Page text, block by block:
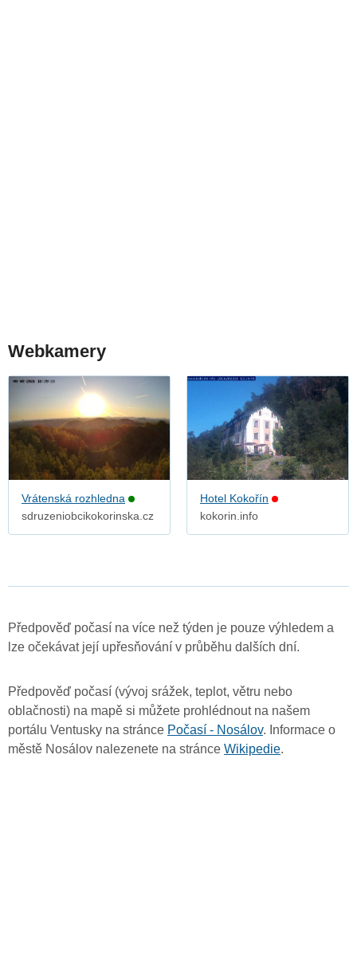
Webkamery
Vrátenská rozhledna
sdruzeniobcikokorinska.cz
Hotel Kokořín
kokorin.info
Předpověď počasí na více než týden je pouze výhledem a
lze očekávat její upřesňování v průběhu dalších dní.
Předpověď počasí (vývoj srážek, teplot, větru nebo
oblačnosti) na mapě si můžete prohlédnout na našem
portálu Ventusky na stránce Počasí - Nosálov. Informace o
městě Nosálov nalezenete na stránce Wikipedie.